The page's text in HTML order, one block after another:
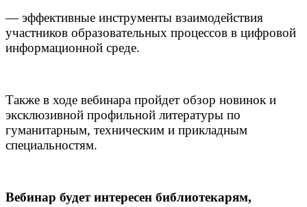
— эффективные инструменты взаимодействия
участников образовательных процессов в цифровой
информационной среде.
Также в ходе вебинара пройдет обзор новинок и
эксклюзивной профильной литературы по
гуманитарным, техническим и прикладным
специальностям.
Вебинар будет интересен библиотекарям,